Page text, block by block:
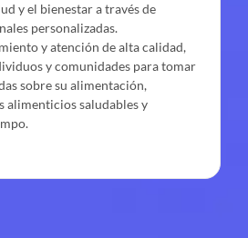
y el bienestar a través de
personalizadas.
y atención de alta calidad,
y comunidades para tomar
sobre su alimentación,
alimenticios saludables y